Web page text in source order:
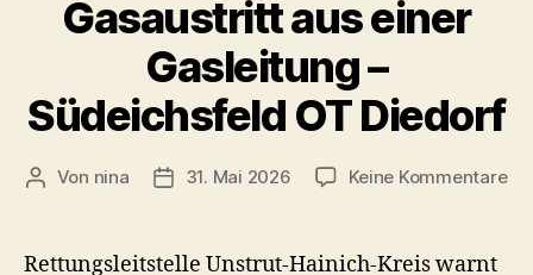
Gasaustritt aus einer
Gasleitung –
Südeichsfeld OT Diedorf
Beitragsautor
Von nina Veröffentlichungsdatum
31. Mai 2026 Keine Kommentarezu
Rettungsleitstelle Unstrut-Hainich-Kreis warnt